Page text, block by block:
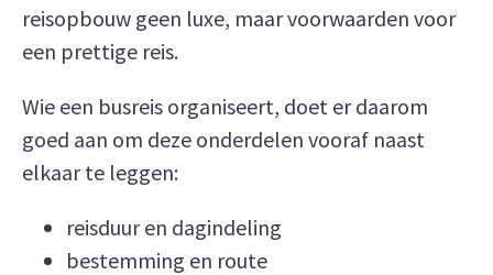
reisopbouw geen luxe, maar voorwaarden voor
een prettige reis.
Wie een busreis organiseert, doet er daarom
goed aan om deze onderdelen vooraf naast
elkaar te leggen:
reisduur en dagindeling
bestemming en route